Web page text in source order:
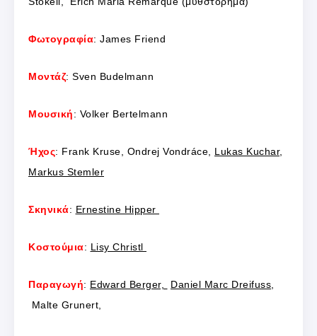
Φωτογραφία: James Friend
Μοντάζ: Sven Budelmann
Μουσική: Volker Bertelmann
Ήχος: Frank Kruse, Ondrej Vondráce, Lukas Kuchar,
Markus Stemler
Σκηνικά: Ernestine Hipper
Κοστούμια: Lisy Christl
Παραγωγή: Edward Berger, Daniel Marc Dreifuss
Malte Grunert,